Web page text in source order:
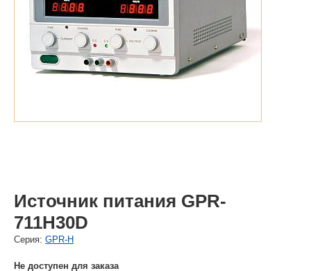
Источник питания GPR-
711H30D
Cерия: GPR-H
Не доступен для заказа